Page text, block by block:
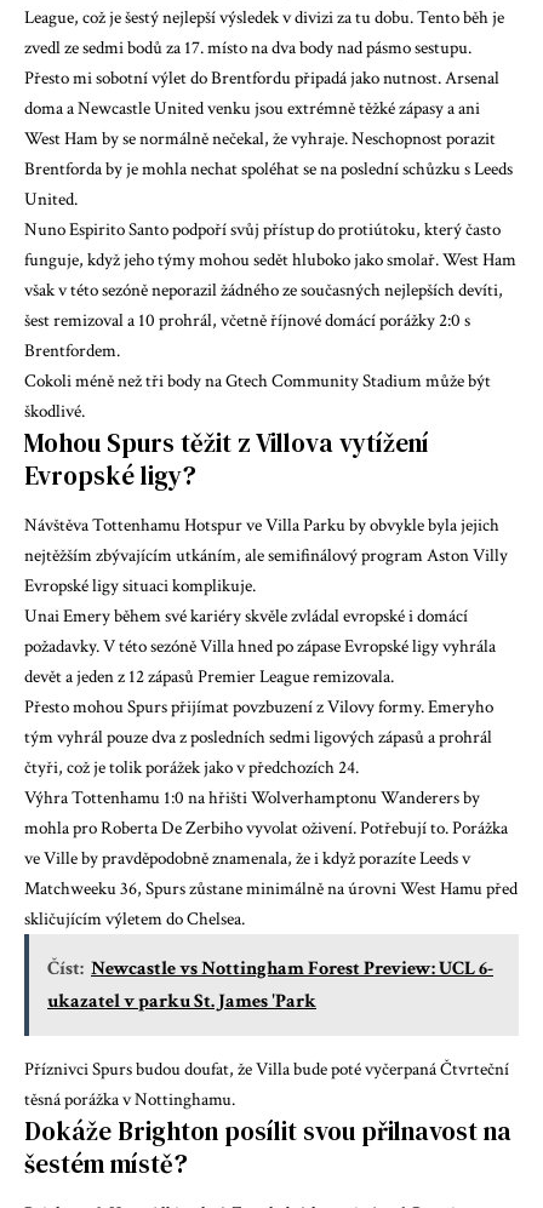
League, což je šestý nejlepší výsledek v divizi za tu dobu. Tento běh je
zvedl ze sedmi bodů za 17. místo na dva body nad pásmo sestupu.
Přesto mi sobotní výlet do Brentfordu připadá jako nutnost. Arsenal
doma a Newcastle United venku jsou extrémně těžké zápasy a ani
West Ham by se normálně nečekal, že vyhraje. Neschopnost porazit
Brentforda by je mohla nechat spoléhat se na poslední schůzku s Leeds
United.
Nuno Espirito Santo podpoří svůj přístup do protiútoku, který často
funguje, když jeho týmy mohou sedět hluboko jako smolař. West Ham
však v této sezóně neporazil žádného ze současných nejlepších devíti,
šest remizoval a 10 prohrál, včetně říjnové domácí porážky 2:0 s
Brentfordem.
Cokoli méně než tři body na Gtech Community Stadium může být
škodlivé.
Mohou Spurs těžit z Villova vytížení
Evropské ligy?
Návštěva Tottenhamu Hotspur ve Villa Parku by obvykle byla jejich
nejtěžším zbývajícím utkáním, ale semifinálový program Aston Villy
Evropské ligy situaci komplikuje.
Unai Emery během své kariéry skvěle zvládal evropské i domácí
požadavky. V této sezóně Villa hned po zápase Evropské ligy vyhrála
devět a jeden z 12 zápasů Premier League remizovala.
Přesto mohou Spurs přijímat povzbuzení z Vilovy formy. Emeryho
tým vyhrál pouze dva z posledních sedmi ligových zápasů a prohrál
čtyři, což je tolik porážek jako v předchozích 24.
Výhra Tottenhamu 1:0 na hřišti Wolverhamptonu Wanderers by
mohla pro Roberta De Zerbiho vyvolat oživení. Potřebují to. Porážka
ve Ville by pravděpodobně znamenala, že i když porazíte Leeds v
Matchweeku 36, Spurs zůstane minimálně na úrovni West Hamu před
skličujícím výletem do Chelsea.
Číst: Newcastle vs Nottingham Forest Preview: UCL 6-
ukazatel v parku St. James 'Park
Příznivci Spurs budou doufat, že Villa bude poté vyčerpanáČtvrteční
těsná porážka v Nottinghamu.
Dokáže Brighton posílit svou přilnavost na
šestém místě?